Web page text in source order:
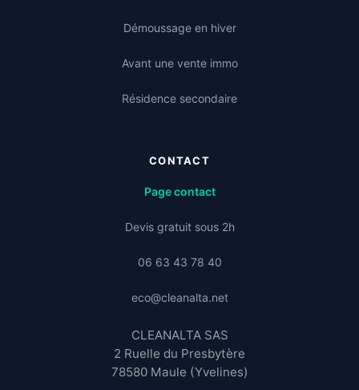
Démoussage en hiver
Avant une vente immo
Résidence secondaire
CONTACT
Page contact
Devis gratuit sous 2h
06 63 43 78 40
eco@cleanalta.net
CLEANALTA SAS
2 Ruelle du Presbytère
78580 Maule (Yvelines)